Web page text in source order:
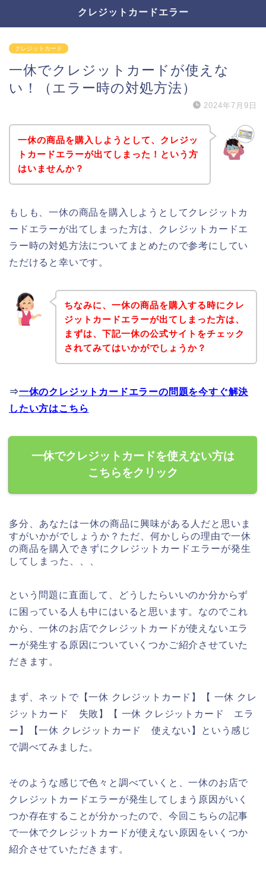
クレジットカードエラー
クレジットカード
一休でクレジットカードが使えな
い！（エラー時の対処方法）
2024年7月9日
一休の商品を購入しようとして、クレジッ
トカードエラーが出てしまった！という方
はいませんか？
もしも、一休の商品を購入しようとしてクレジットカ
ードエラーが出てしまった方は、クレジットカードエ
ラー時の対処方法についてまとめたので参考にしてい
ただけると幸いです。
ちなみに、一休の商品を購入する時にクレ
ジットカードエラーが出てしまった方は、
まずは、下記一休の公式サイトをチェック
されてみてはいかがでしょうか？
⇒一休のクレジットカードエラーの問題を今すぐ解決
したい方はこちら
一休でクレジットカードを使えない方は
こちらをクリック
多分、あなたは一休の商品に興味がある人だと思いま
すがいかがでしょうか？ただ、何かしらの理由で一休
の商品を購入できずにクレジットカードエラーが発生
してしまった、、、
という問題に直面して、どうしたらいいのか分からず
に困っている人も中にはいると思います。なのでこれ
から、一休のお店でクレジットカードが使えないエラ
ーが発生する原因についていくつかご紹介させていた
だきます。
まず、ネットで【一休 クレジットカード】【 一休 クレ
ジットカード 失敗】【 一休 クレジットカード エラ
ー】【一休 クレジットカード 使えない】という感じ
で調べてみました。
そのような感じで色々と調べていくと、一休のお店で
クレジットカードエラーが発生してしまう原因がいく
つか存在することが分かったので、今回こちらの記事
で一休でクレジットカードが使えない原因をいくつか
紹介させていただきます。